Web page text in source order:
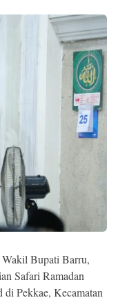
Bupati Barru,
Safari Ramadan
Pekkae, Kecamatan